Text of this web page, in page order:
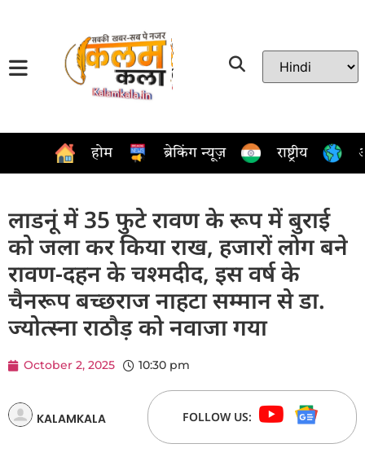
होम ब्रेकिंग न्यूज़ राष्ट्रीय
लाडनूं में 35 फुटे रावण के रूप में बुराई
को जला कर किया राख, हजारों लोग बने
रावण-दहन के चश्मदीद, इस वर्ष के
चैनरूप बच्छराज नाहटा सम्मान से डा.
ज्योत्स्ना राठौड़ को नवाजा गया
October 2, 2025 10:30 pm
KALAMKALA FOLLOW US: